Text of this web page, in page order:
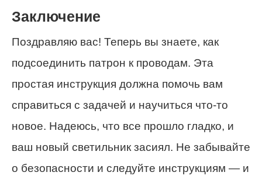
Заключение
Поздравляю вас! Теперь вы знаете, как
подсоединить патрон к проводам. Эта
простая инструкция должна помочь вам
справиться с задачей и научиться что-то
новое. Надеюсь, что все прошло гладко, и
ваш новый светильник засиял. Не забывайте
о безопасности и следуйте инструкциям — и